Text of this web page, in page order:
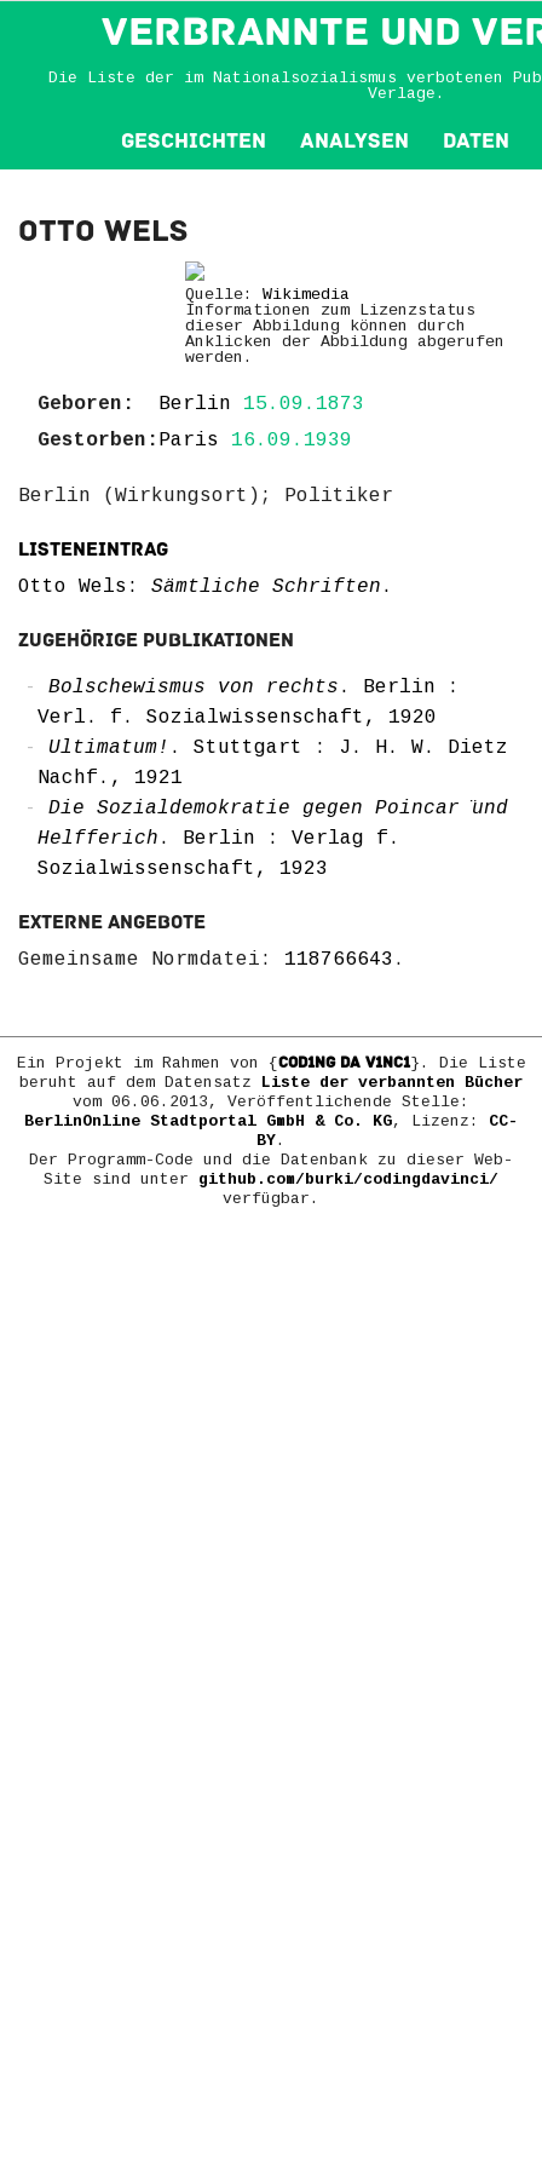
VERBRANNTE und
Die Liste der im Nationalsozialismus verbotenen
Verlage.
Geschichten Analysen Daten
Otto Wels
Quelle: Wikimedia
Informationen zum Lizenzstatus
dieser Abbildung können durch
Anklicken der Abbildung abgerufen
werden.
Geboren: Berlin 15.09.1873
Gestorben: Paris 16.09.1939
Berlin (Wirkungsort); Politiker
Listeneintrag
Otto Wels: Sämtliche Schriften .
Zugehörige Publikationen
Bolschewismus von rechts . Berlin :
Verl. f. Sozialwissenschaft, 1920
Ultimatum! . Stuttgart : J. H. W. Dietz
Nachf., 1921
Die Sozialdemokratie gegen Poincar ͏̈und
Helfferich . Berlin : Verlag f.
Sozialwissenschaft, 1923
Externe Angebote
Gemeinsame Normdatei: 118766643 .
Ein Projekt im Rahmen von {COD1NG DA V1NC1}. Die Liste
beruht auf dem Datensatz
Liste der verbannten Bücher
vom 06.06.2013, Veröffentlichende Stelle:
BerlinOnline Stadtportal GmbH & Co. KG, Lizenz: CC-
BY.
Der Programm-Code und die Datenbank zu dieser Web-
Site sind unter github.com/burki/codingdavinci/
verfügbar.